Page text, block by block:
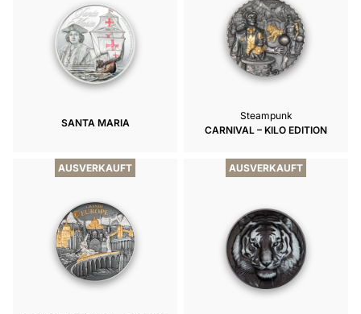
SANTA MARIA
Steampunk
CARNIVAL – KILO EDITION
AUSVERKAUFT AUSVERKAUFT